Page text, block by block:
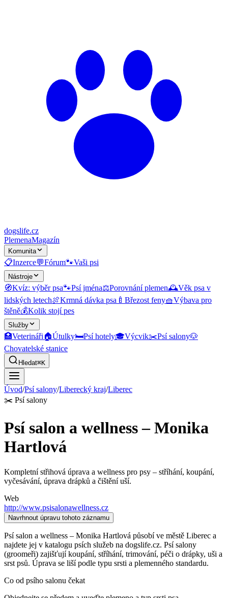
dogslife.cz
PlemenaMagazín
Komunita
📋Inzerce💬Fórum🐾Vaši psi
Nástroje
🧭Kvíz: výběr psa🐾Psí jména⚖️Porovnání plemen🕰️Věk psa v
lidských letech🍖Krmná dávka psa 🍼 Březost feny🧺Výbava pro
štěně💰Kolik stojí pes
Služby
🏥Veterináři🏠Útulky🛏️Psí hotely🎓Výcvik✂️Psí salony🐶
Chovatelské stanice
Hledat⌘K
Úvod/Psí salony/Liberecký kraj/Liberec
✂️ Psí salony
Psí salon a wellness – Monika
Hartlová
Kompletní střihová úprava a wellness pro psy – stříhání, koupání,
vyčesávání, úprava drápků a čištění uší.
Web
http://www.psisalonawellness.cz
Navrhnout úpravu tohoto záznamu
Psí salon a wellness – Monika Hartlová působí ve městě Liberec a
najdete jej v katalogu psích služeb na dogslife.cz. Psí salony
(groomeři) zajišťují koupání, stříhání, trimování, péči o drápky, uši a
srst psů. Úprava se liší podle typu srsti a plemenného standardu.
Co od psího salonu čekat